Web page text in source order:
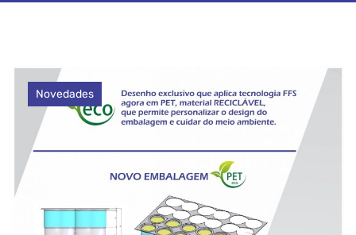
Novedades